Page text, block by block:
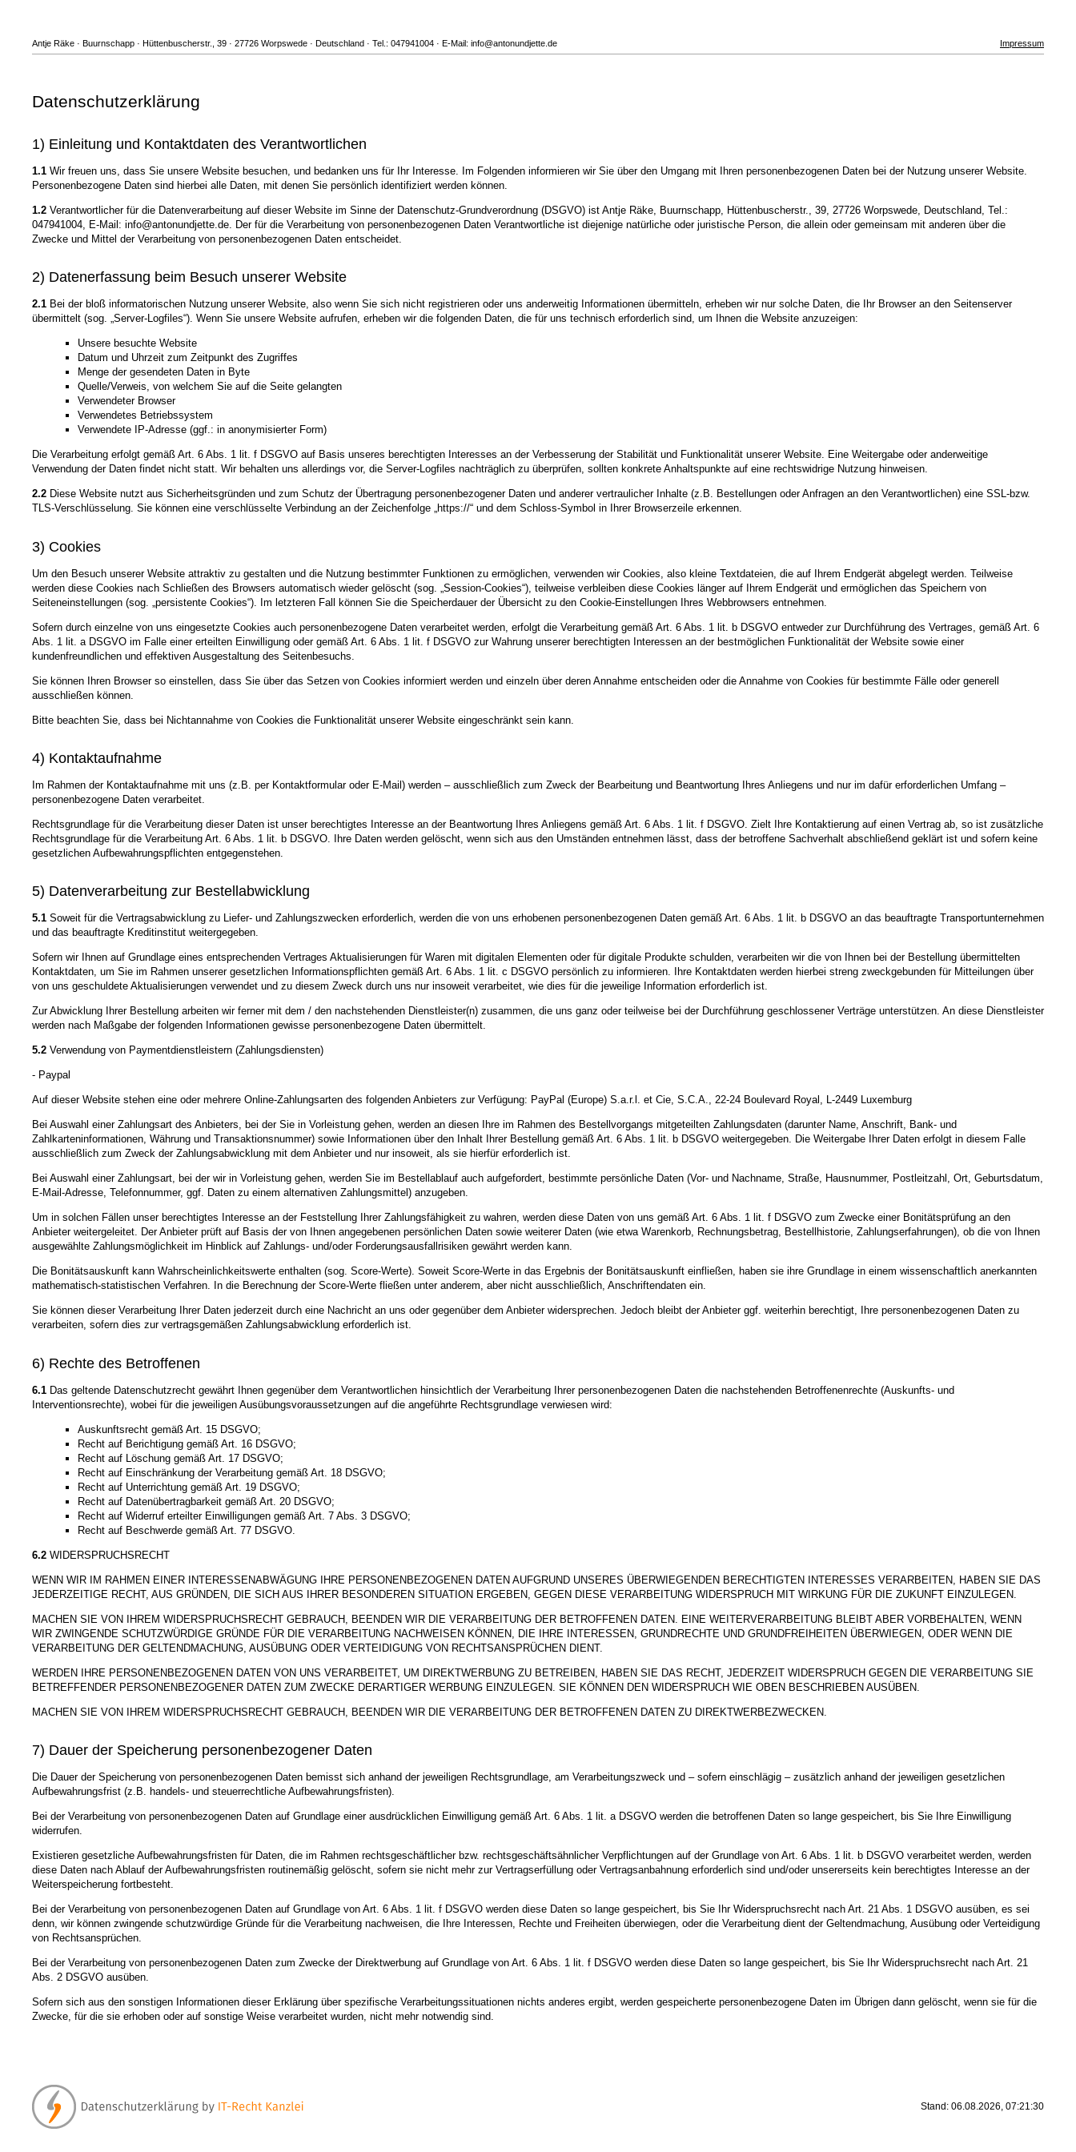
Antje Räke · Buurnschapp · Hüttenbuscherstr., 39 · 27726 Worpswede · Deutschland · Tel.: 047941004 · E-Mail: info@antonundjette.de Impressum
Datenschutzerklärung
1) Einleitung und Kontaktdaten des Verantwortlichen
1.1 Wir freuen uns, dass Sie unsere Website besuchen, und bedanken uns für Ihr Interesse. Im Folgenden informieren wir Sie über den Umgang mit Ihren personenbezogenen Daten bei der Nutzung unserer Website.
Personenbezogene Daten sind hierbei alle Daten, mit denen Sie persönlich identifiziert werden können.
1.2 Verantwortlicher für die Datenverarbeitung auf dieser Website im Sinne der Datenschutz-Grundverordnung (DSGVO) ist Antje Räke, Buurnschapp, Hüttenbuscherstr., 39, 27726 Worpswede, Deutschland, Tel.:
047941004, E-Mail: info@antonundjette.de. Der für die Verarbeitung von personenbezogenen Daten Verantwortliche ist diejenige natürliche oder juristische Person, die allein oder gemeinsam mit anderen über die
Zwecke und Mittel der Verarbeitung von personenbezogenen Daten entscheidet.
2) Datenerfassung beim Besuch unserer Website
2.1 Bei der bloß informatorischen Nutzung unserer Website, also wenn Sie sich nicht registrieren oder uns anderweitig Informationen übermitteln, erheben wir nur solche Daten, die Ihr Browser an den Seitenserver
übermittelt (sog. „Server-Logfiles“). Wenn Sie unsere Website aufrufen, erheben wir die folgenden Daten, die für uns technisch erforderlich sind, um Ihnen die Website anzuzeigen:
Unsere besuchte Website
Datum und Uhrzeit zum Zeitpunkt des Zugriffes
Menge der gesendeten Daten in Byte
Quelle/Verweis, von welchem Sie auf die Seite gelangten
Verwendeter Browser
Verwendetes Betriebssystem
Verwendete IP-Adresse (ggf.: in anonymisierter Form)
Die Verarbeitung erfolgt gemäß Art. 6 Abs. 1 lit. f DSGVO auf Basis unseres berechtigten Interesses an der Verbesserung der Stabilität und Funktionalität unserer Website. Eine Weitergabe oder anderweitige
Verwendung der Daten findet nicht statt. Wir behalten uns allerdings vor, die Server-Logfiles nachträglich zu überprüfen, sollten konkrete Anhaltspunkte auf eine rechtswidrige Nutzung hinweisen.
2.2 Diese Website nutzt aus Sicherheitsgründen und zum Schutz der Übertragung personenbezogener Daten und anderer vertraulicher Inhalte (z.B. Bestellungen oder Anfragen an den Verantwortlichen) eine SSL-bzw.
TLS-Verschlüsselung. Sie können eine verschlüsselte Verbindung an der Zeichenfolge „https://“ und dem Schloss-Symbol in Ihrer Browserzeile erkennen.
3) Cookies
Um den Besuch unserer Website attraktiv zu gestalten und die Nutzung bestimmter Funktionen zu ermöglichen, verwenden wir Cookies, also kleine Textdateien, die auf Ihrem Endgerät abgelegt werden. Teilweise
werden diese Cookies nach Schließen des Browsers automatisch wieder gelöscht (sog. „Session-Cookies“), teilweise verbleiben diese Cookies länger auf Ihrem Endgerät und ermöglichen das Speichern von
Seiteneinstellungen (sog. „persistente Cookies“). Im letzteren Fall können Sie die Speicherdauer der Übersicht zu den Cookie-Einstellungen Ihres Webbrowsers entnehmen.
Sofern durch einzelne von uns eingesetzte Cookies auch personenbezogene Daten verarbeitet werden, erfolgt die Verarbeitung gemäß Art. 6 Abs. 1 lit. b DSGVO entweder zur Durchführung des Vertrages, gemäß Art. 6
Abs. 1 lit. a DSGVO im Falle einer erteilten Einwilligung oder gemäß Art. 6 Abs. 1 lit. f DSGVO zur Wahrung unserer berechtigten Interessen an der bestmöglichen Funktionalität der Website sowie einer
kundenfreundlichen und effektiven Ausgestaltung des Seitenbesuchs.
Sie können Ihren Browser so einstellen, dass Sie über das Setzen von Cookies informiert werden und einzeln über deren Annahme entscheiden oder die Annahme von Cookies für bestimmte Fälle oder generell
ausschließen können.
Bitte beachten Sie, dass bei Nichtannahme von Cookies die Funktionalität unserer Website eingeschränkt sein kann.
4) Kontaktaufnahme
Im Rahmen der Kontaktaufnahme mit uns (z.B. per Kontaktformular oder E-Mail) werden – ausschließlich zum Zweck der Bearbeitung und Beantwortung Ihres Anliegens und nur im dafür erforderlichen Umfang –
personenbezogene Daten verarbeitet.
Rechtsgrundlage für die Verarbeitung dieser Daten ist unser berechtigtes Interesse an der Beantwortung Ihres Anliegens gemäß Art. 6 Abs. 1 lit. f DSGVO. Zielt Ihre Kontaktierung auf einen Vertrag ab, so ist zusätzliche
Rechtsgrundlage für die Verarbeitung Art. 6 Abs. 1 lit. b DSGVO. Ihre Daten werden gelöscht, wenn sich aus den Umständen entnehmen lässt, dass der betroffene Sachverhalt abschließend geklärt ist und sofern keine
gesetzlichen Aufbewahrungspflichten entgegenstehen.
5) Datenverarbeitung zur Bestellabwicklung
5.1 Soweit für die Vertragsabwicklung zu Liefer- und Zahlungszwecken erforderlich, werden die von uns erhobenen personenbezogenen Daten gemäß Art. 6 Abs. 1 lit. b DSGVO an das beauftragte Transportunternehmen
und das beauftragte Kreditinstitut weitergegeben.
Sofern wir Ihnen auf Grundlage eines entsprechenden Vertrages Aktualisierungen für Waren mit digitalen Elementen oder für digitale Produkte schulden, verarbeiten wir die von Ihnen bei der Bestellung übermittelten
Kontaktdaten, um Sie im Rahmen unserer gesetzlichen Informationspflichten gemäß Art. 6 Abs. 1 lit. c DSGVO persönlich zu informieren. Ihre Kontaktdaten werden hierbei streng zweckgebunden für Mitteilungen über
von uns geschuldete Aktualisierungen verwendet und zu diesem Zweck durch uns nur insoweit verarbeitet, wie dies für die jeweilige Information erforderlich ist.
Zur Abwicklung Ihrer Bestellung arbeiten wir ferner mit dem / den nachstehenden Dienstleister(n) zusammen, die uns ganz oder teilweise bei der Durchführung geschlossener Verträge unterstützen. An diese Dienstleister
werden nach Maßgabe der folgenden Informationen gewisse personenbezogene Daten übermittelt.
5.2 Verwendung von Paymentdienstleistern (Zahlungsdiensten)
- Paypal
Auf dieser Website stehen eine oder mehrere Online-Zahlungsarten des folgenden Anbieters zur Verfügung: PayPal (Europe) S.a.r.l. et Cie, S.C.A., 22-24 Boulevard Royal, L-2449 Luxemburg
Bei Auswahl einer Zahlungsart des Anbieters, bei der Sie in Vorleistung gehen, werden an diesen Ihre im Rahmen des Bestellvorgangs mitgeteilten Zahlungsdaten (darunter Name, Anschrift, Bank- und
Zahlkarteninformationen, Währung und Transaktionsnummer) sowie Informationen über den Inhalt Ihrer Bestellung gemäß Art. 6 Abs. 1 lit. b DSGVO weitergegeben. Die Weitergabe Ihrer Daten erfolgt in diesem Falle
ausschließlich zum Zweck der Zahlungsabwicklung mit dem Anbieter und nur insoweit, als sie hierfür erforderlich ist.
Bei Auswahl einer Zahlungsart, bei der wir in Vorleistung gehen, werden Sie im Bestellablauf auch aufgefordert, bestimmte persönliche Daten (Vor- und Nachname, Straße, Hausnummer, Postleitzahl, Ort, Geburtsdatum,
E-Mail-Adresse, Telefonnummer, ggf. Daten zu einem alternativen Zahlungsmittel) anzugeben.
Um in solchen Fällen unser berechtigtes Interesse an der Feststellung Ihrer Zahlungsfähigkeit zu wahren, werden diese Daten von uns gemäß Art. 6 Abs. 1 lit. f DSGVO zum Zwecke einer Bonitätsprüfung an den
Anbieter weitergeleitet. Der Anbieter prüft auf Basis der von Ihnen angegebenen persönlichen Daten sowie weiterer Daten (wie etwa Warenkorb, Rechnungsbetrag, Bestellhistorie, Zahlungserfahrungen), ob die von Ihnen
ausgewählte Zahlungsmöglichkeit im Hinblick auf Zahlungs- und/oder Forderungsausfallrisiken gewährt werden kann.
Die Bonitätsauskunft kann Wahrscheinlichkeitswerte enthalten (sog. Score-Werte). Soweit Score-Werte in das Ergebnis der Bonitätsauskunft einfließen, haben sie ihre Grundlage in einem wissenschaftlich anerkannten
mathematisch-statistischen Verfahren. In die Berechnung der Score-Werte fließen unter anderem, aber nicht ausschließlich, Anschriftendaten ein.
Sie können dieser Verarbeitung Ihrer Daten jederzeit durch eine Nachricht an uns oder gegenüber dem Anbieter widersprechen. Jedoch bleibt der Anbieter ggf. weiterhin berechtigt, Ihre personenbezogenen Daten zu
verarbeiten, sofern dies zur vertragsgemäßen Zahlungsabwicklung erforderlich ist.
6) Rechte des Betroffenen
6.1 Das geltende Datenschutzrecht gewährt Ihnen gegenüber dem Verantwortlichen hinsichtlich der Verarbeitung Ihrer personenbezogenen Daten die nachstehenden Betroffenenrechte (Auskunfts- und
Interventionsrechte), wobei für die jeweiligen Ausübungsvoraussetzungen auf die angeführte Rechtsgrundlage verwiesen wird:
Auskunftsrecht gemäß Art. 15 DSGVO;
Recht auf Berichtigung gemäß Art. 16 DSGVO;
Recht auf Löschung gemäß Art. 17 DSGVO;
Recht auf Einschränkung der Verarbeitung gemäß Art. 18 DSGVO;
Recht auf Unterrichtung gemäß Art. 19 DSGVO;
Recht auf Datenübertragbarkeit gemäß Art. 20 DSGVO;
Recht auf Widerruf erteilter Einwilligungen gemäß Art. 7 Abs. 3 DSGVO;
Recht auf Beschwerde gemäß Art. 77 DSGVO.
6.2 WIDERSPRUCHSRECHT
WENN WIR IM RAHMEN EINER INTERESSENABWÄGUNG IHRE PERSONENBEZOGENEN DATEN AUFGRUND UNSERES ÜBERWIEGENDEN BERECHTIGTEN INTERESSES VERARBEITEN, HABEN SIE DAS
JEDERZEITIGE RECHT, AUS GRÜNDEN, DIE SICH AUS IHRER BESONDEREN SITUATION ERGEBEN, GEGEN DIESE VERARBEITUNG WIDERSPRUCH MIT WIRKUNG FÜR DIE ZUKUNFT EINZULEGEN.
MACHEN SIE VON IHREM WIDERSPRUCHSRECHT GEBRAUCH, BEENDEN WIR DIE VERARBEITUNG DER BETROFFENEN DATEN. EINE WEITERVERARBEITUNG BLEIBT ABER VORBEHALTEN, WENN
WIR ZWINGENDE SCHUTZWÜRDIGE GRÜNDE FÜR DIE VERARBEITUNG NACHWEISEN KÖNNEN, DIE IHRE INTERESSEN, GRUNDRECHTE UND GRUNDFREIHEITEN ÜBERWIEGEN, ODER WENN DIE
VERARBEITUNG DER GELTENDMACHUNG, AUSÜBUNG ODER VERTEIDIGUNG VON RECHTSANSPRÜCHEN DIENT.
WERDEN IHRE PERSONENBEZOGENEN DATEN VON UNS VERARBEITET, UM DIREKTWERBUNG ZU BETREIBEN, HABEN SIE DAS RECHT, JEDERZEIT WIDERSPRUCH GEGEN DIE VERARBEITUNG SIE
BETREFFENDER PERSONENBEZOGENER DATEN ZUM ZWECKE DERARTIGER WERBUNG EINZULEGEN. SIE KÖNNEN DEN WIDERSPRUCH WIE OBEN BESCHRIEBEN AUSÜBEN.
MACHEN SIE VON IHREM WIDERSPRUCHSRECHT GEBRAUCH, BEENDEN WIR DIE VERARBEITUNG DER BETROFFENEN DATEN ZU DIREKTWERBEZWECKEN.
7) Dauer der Speicherung personenbezogener Daten
Die Dauer der Speicherung von personenbezogenen Daten bemisst sich anhand der jeweiligen Rechtsgrundlage, am Verarbeitungszweck und – sofern einschlägig – zusätzlich anhand der jeweiligen gesetzlichen
Aufbewahrungsfrist (z.B. handels- und steuerrechtliche Aufbewahrungsfristen).
Bei der Verarbeitung von personenbezogenen Daten auf Grundlage einer ausdrücklichen Einwilligung gemäß Art. 6 Abs. 1 lit. a DSGVO werden die betroffenen Daten so lange gespeichert, bis Sie Ihre Einwilligung
widerrufen.
Existieren gesetzliche Aufbewahrungsfristen für Daten, die im Rahmen rechtsgeschäftlicher bzw. rechtsgeschäftsähnlicher Verpflichtungen auf der Grundlage von Art. 6 Abs. 1 lit. b DSGVO verarbeitet werden, werden
diese Daten nach Ablauf der Aufbewahrungsfristen routinemäßig gelöscht, sofern sie nicht mehr zur Vertragserfüllung oder Vertragsanbahnung erforderlich sind und/oder unsererseits kein berechtigtes Interesse an der
Weiterspeicherung fortbesteht.
Bei der Verarbeitung von personenbezogenen Daten auf Grundlage von Art. 6 Abs. 1 lit. f DSGVO werden diese Daten so lange gespeichert, bis Sie Ihr Widerspruchsrecht nach Art. 21 Abs. 1 DSGVO ausüben, es sei
denn, wir können zwingende schutzwürdige Gründe für die Verarbeitung nachweisen, die Ihre Interessen, Rechte und Freiheiten überwiegen, oder die Verarbeitung dient der Geltendmachung, Ausübung oder Verteidigung
von Rechtsansprüchen.
Bei der Verarbeitung von personenbezogenen Daten zum Zwecke der Direktwerbung auf Grundlage von Art. 6 Abs. 1 lit. f DSGVO werden diese Daten so lange gespeichert, bis Sie Ihr Widerspruchsrecht nach Art. 21
Abs. 2 DSGVO ausüben.
Sofern sich aus den sonstigen Informationen dieser Erklärung über spezifische Verarbeitungssituationen nichts anderes ergibt, werden gespeicherte personenbezogene Daten im Übrigen dann gelöscht, wenn sie für die
Zwecke, für die sie erhoben oder auf sonstige Weise verarbeitet wurden, nicht mehr notwendig sind.
Stand: 06.08.2026, 07:21:30